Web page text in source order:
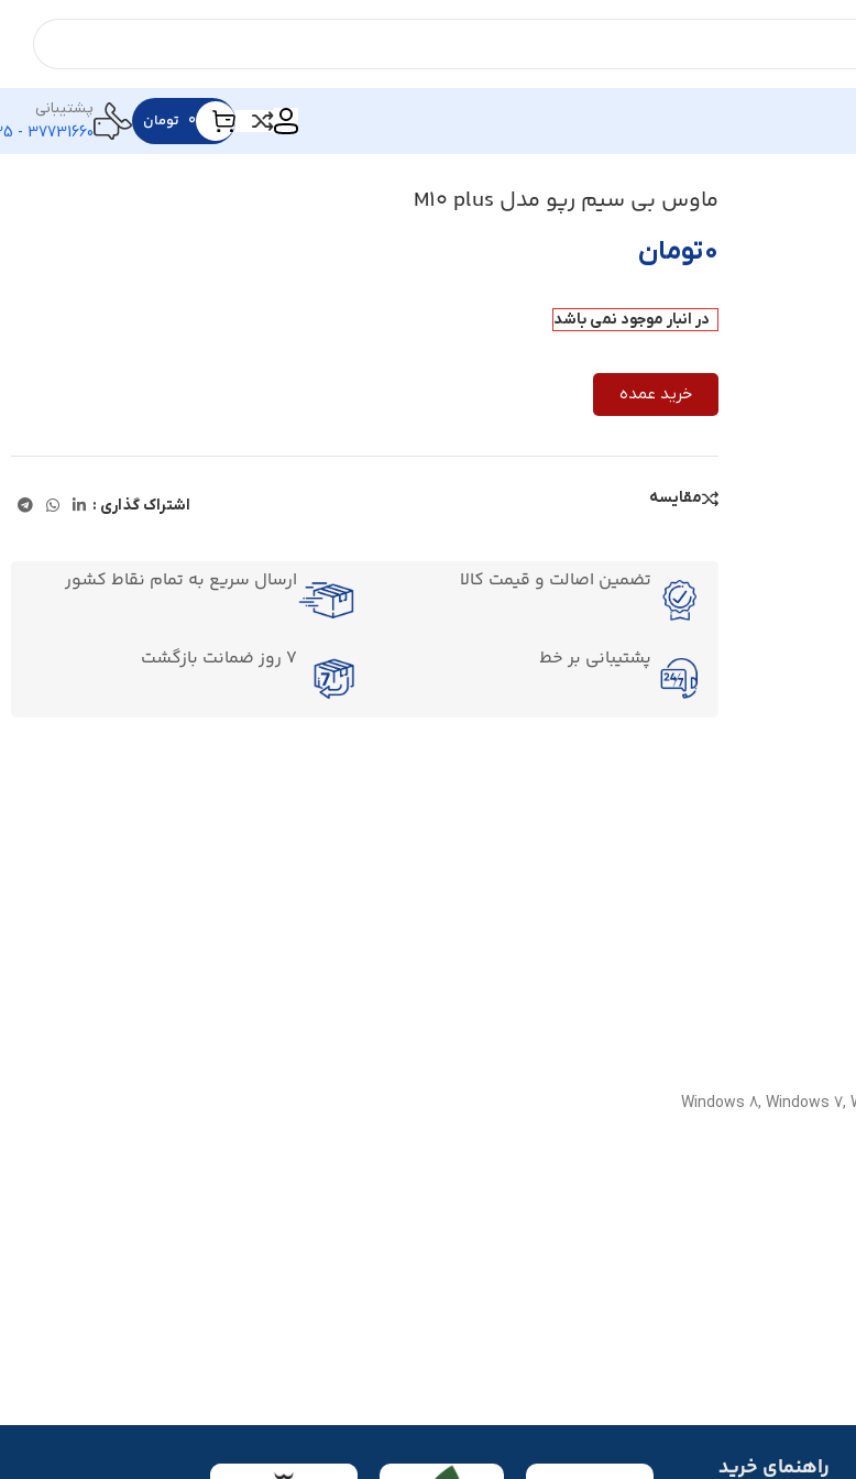
۰ تومان
پشتیبانی
37731660 - 025
ماوس بی سیم رپو مدل M10 plus
۰تومان
در انبار موجود نمی باشد
خرید عمده
مقایسه اشتراک گذاری :
تضمین اصالت و قیمت کالا ارسال سریع به تمام نقاط کشور
پشتیبانی بر خط 7 روز ضمانت بازگشت
راهنمای خرید